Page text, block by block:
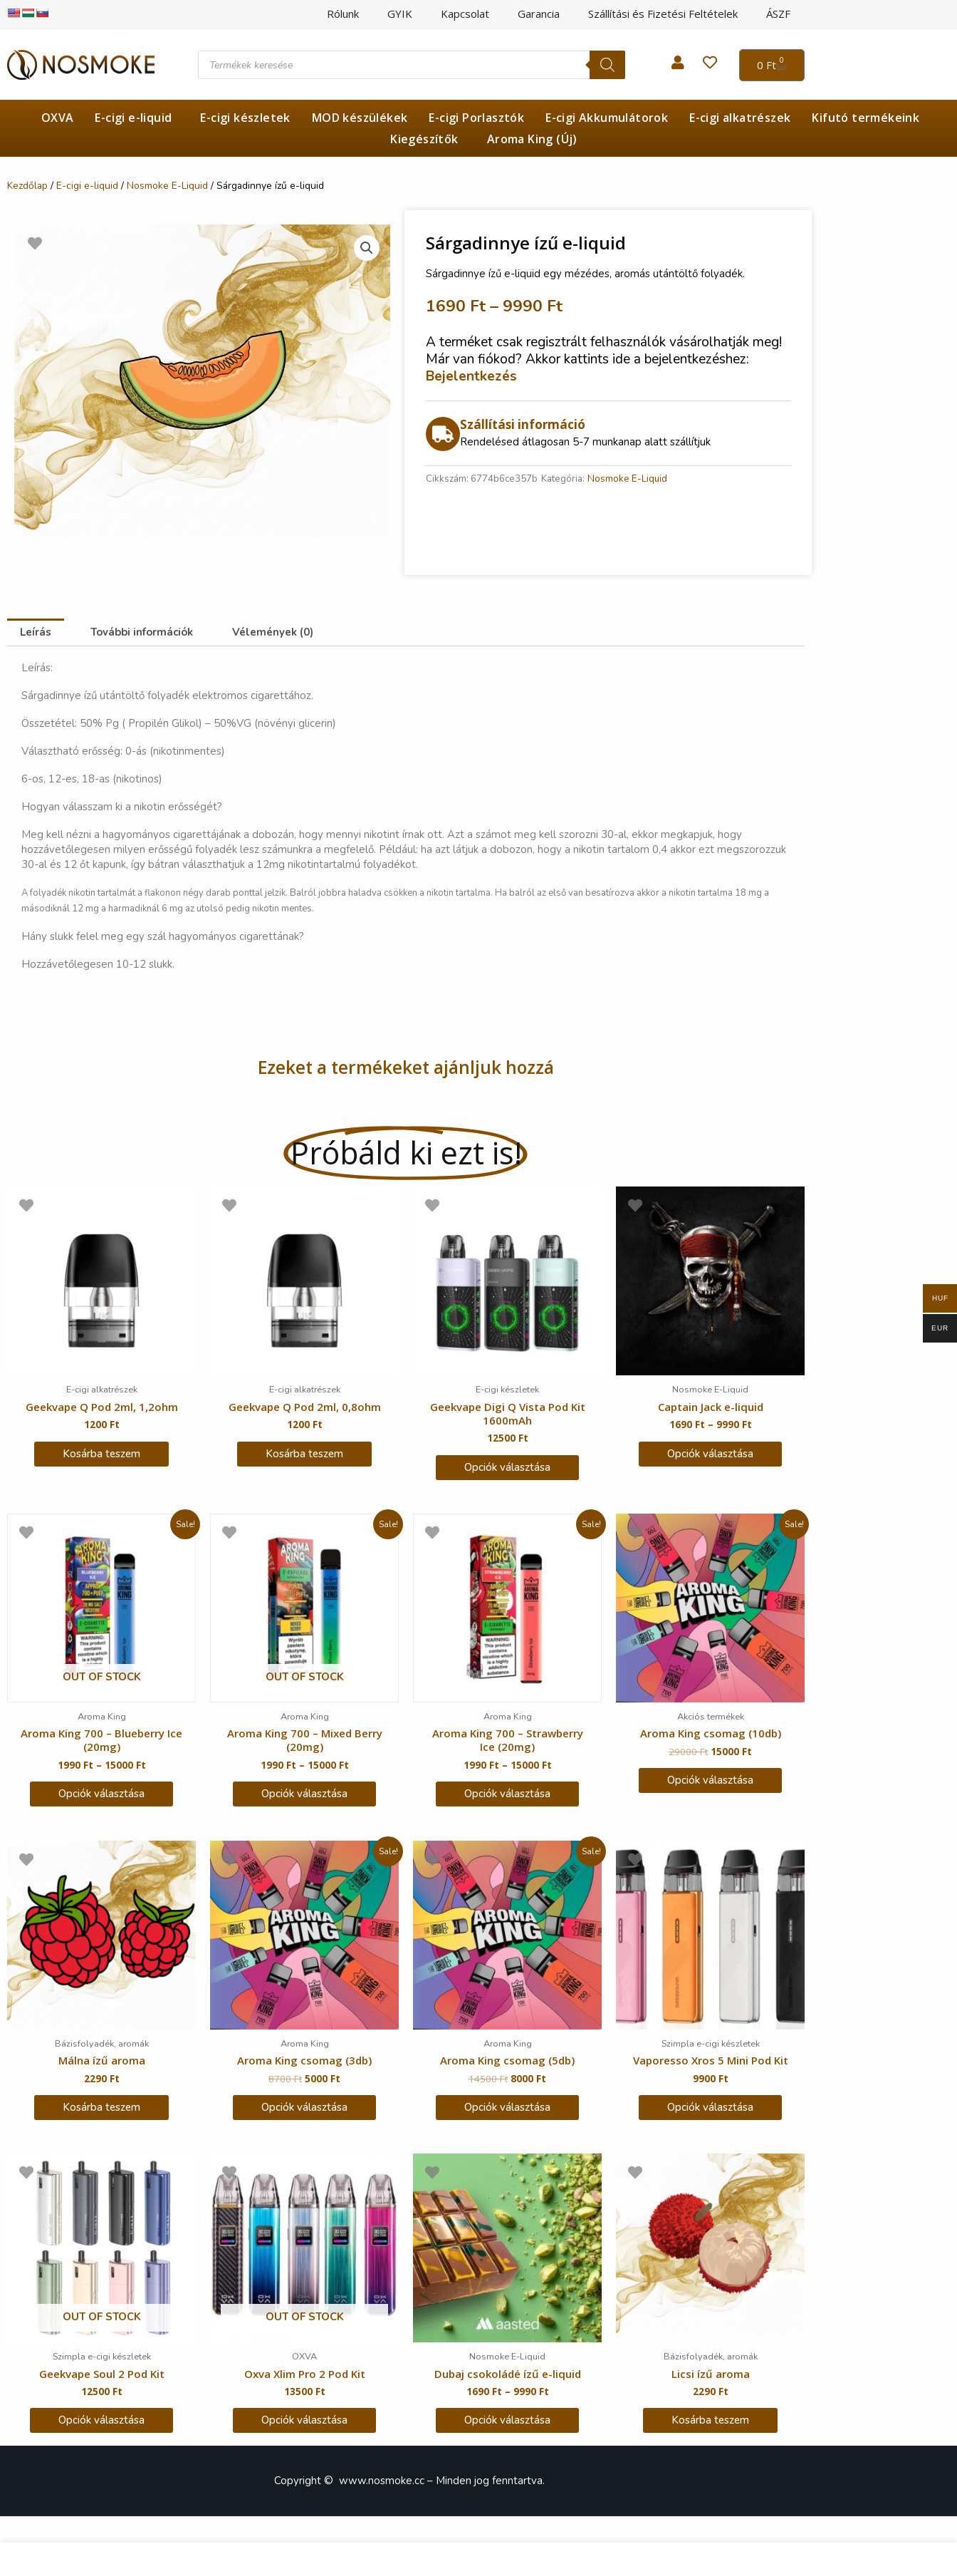
Rólunk GYIK Kapcsolat Garancia Szállítási és Fizetési Feltételek ÁSZF
0 Ft 0
OXVA E-cigi e-liquid E-cigi készletek MOD készülékek E-cigi Porlasztók E-cigi Akkumulátorok E-cigi alkatrészek
Kifutó termékeink
Kiegészítők
Aroma King (Új)
Kezdőlap / E-cigi e-liquid / Nosmoke E-Liquid / Sárgadinnye ízű e-liquid
Sárgadinnye ízű e-liquid
Sárgadinnye ízű e-liquid egy mézédes, aromás utántöltő folyadék.
1690 Ft– 9990 Ft
A terméket csak regisztrált felhasználók vásárolhatják meg!
Már van fiókod? Akkor kattints ide a bejelentkezéshez:
Bejelentkezés
Szállítási információ
Rendelésed átlagosan 5-7 munkanap alatt szállítjuk
Cikkszám: 6774b6ce357b Kategória: Nosmoke E-Liquid
Leírás További információk Vélemények (0)
Leírás:
Sárgadinnye ízű utántöltő folyadék elektromos cigarettához.
Összetétel: 50% Pg ( Propilén Glikol) – 50%VG (növényi glicerin)
Választható erősség: 0-ás (nikotinmentes)
6-os, 12-es, 18-as (nikotinos)
Hogyan válasszam ki a nikotin erősségét?
Meg kell nézni a hagyományos cigarettájának a dobozán, hogy mennyi nikotint írnak ott. Azt a számot meg kell szorozni 30-al, ekkor megkapjuk, hogy
hozzávetőlegesen milyen erősségű folyadék lesz számunkra a megfelelő. Például: ha azt látjuk a dobozon, hogy a nikotin tartalom 0,4 akkor ezt megszorozzuk
30-al és 12 őt kapunk, így bátran választhatjuk a 12mg nikotintartalmú folyadékot.
A folyadék nikotin tartalmát a flakonon négy darab ponttal jelzik. Balról jobbra haladva csökken a nikotin tartalma. Ha balról az első van besatírozva akkor a nikotin tartalma 18 mg a
másodiknál 12 mg a harmadiknál 6 mg az utolsó pedig nikotin mentes.
Hány slukk felel meg egy szál hagyományos cigarettának?
Hozzávetőlegesen 10-12 slukk.
Ezeket a termékeket ajánljuk hozzá
Próbáld ki ezt is!
E-cigi alkatrészek
Geekvape Q Pod 2ml, 1,2ohm
1200 Ft
Kosárba teszem
E-cigi alkatrészek
Geekvape Q Pod 2ml, 0,8ohm
1200 Ft
Kosárba teszem
E-cigi készletek
Geekvape Digi Q Vista Pod Kit
1600mAh
12500 Ft
Opciók választása
Nosmoke E-Liquid
Captain Jack e-liquid
1690 Ft – 9990 Ft
Opciók választása
Sale!
OUT OF STOCK
Aroma King
Aroma King 700 – Blueberry Ice
(20mg)
1990 Ft – 15000 Ft
Opciók választása
Sale!
OUT OF STOCK
Aroma King
Aroma King 700 – Mixed Berry
(20mg)
1990 Ft – 15000 Ft
Opciók választása
Sale!
Aroma King
Aroma King 700 – Strawberry
Ice (20mg)
1990 Ft – 15000 Ft
Opciók választása
Sale!
Akciós termékek
Aroma King csomag (10db)
29000Ft 15000 Ft
Opciók választása
Bázisfolyadék, aromák
Málna ízű aroma
2290 Ft
Kosárba teszem
Sale!
Aroma King
Aroma King csomag (3db)
8700Ft 5000 Ft
Opciók választása
Sale!
Aroma King
Aroma King csomag (5db)
14500Ft 8000 Ft
Opciók választása
Szimpla e-cigi készletek
Vaporesso Xros 5 Mini Pod Kit
9900 Ft
Opciók választása
OUT OF STOCK
Szimpla e-cigi készletek
Geekvape Soul 2 Pod Kit
12500 Ft
Opciók választása
OUT OF STOCK
OXVA
Oxva Xlim Pro 2 Pod Kit
13500 Ft
Opciók választása
Nosmoke E-Liquid
Dubaj csokoládé ízű e-liquid
1690 Ft – 9990 Ft
Opciók választása
Bázisfolyadék, aromák
Licsi ízű aroma
2290 Ft
Kosárba teszem
Copyright © www.nosmoke.cc – Minden jog fenntartva.
HUF
EUR